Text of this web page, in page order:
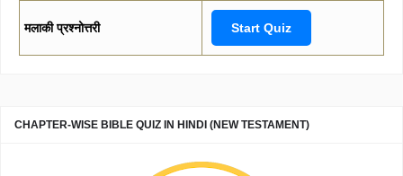
मलाकी प्रश्नोत्तरी Start Quiz
CHAPTER-WISE BIBLE QUIZ IN HINDI (NEW TESTAMENT)